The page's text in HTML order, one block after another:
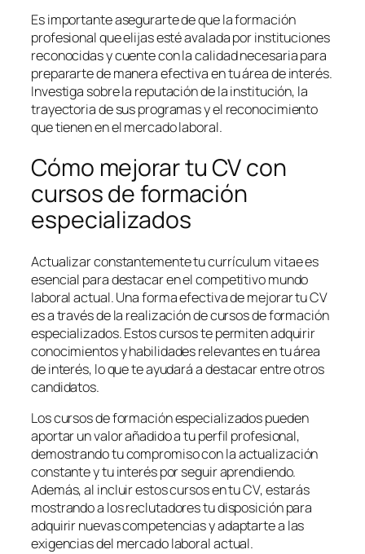
Es importante asegurarte de que la formación
profesional que elijas esté avalada por instituciones
reconocidas y cuente con la calidad necesaria para
prepararte de manera efectiva en tu área de interés.
Investiga sobre la reputación de la institución, la
trayectoria de sus programas y el reconocimiento
que tienen en el mercado laboral.
Cómo mejorar tu CV con
cursos de formación
especializados
Actualizar constantemente tu currículum vitae es
esencial para destacar en el competitivo mundo
laboral actual. Una forma efectiva de mejorar tu CV
es a través de la realización de cursos de formación
especializados. Estos cursos te permiten adquirir
conocimientos y habilidades relevantes en tu área
de interés, lo que te ayudará a destacar entre otros
candidatos.
Los cursos de formación especializados pueden
aportar un valor añadido a tu perfil profesional,
demostrando tu compromiso con la actualización
constante y tu interés por seguir aprendiendo.
Además, al incluir estos cursos en tu CV, estarás
mostrando a los reclutadores tu disposición para
adquirir nuevas competencias y adaptarte a las
exigencias del mercado laboral actual.